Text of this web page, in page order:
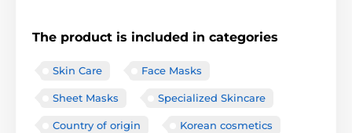
The product is included in categories
Skin Care Face Masks
Sheet Masks Specialized Skincare
Country of origin Korean cosmetics